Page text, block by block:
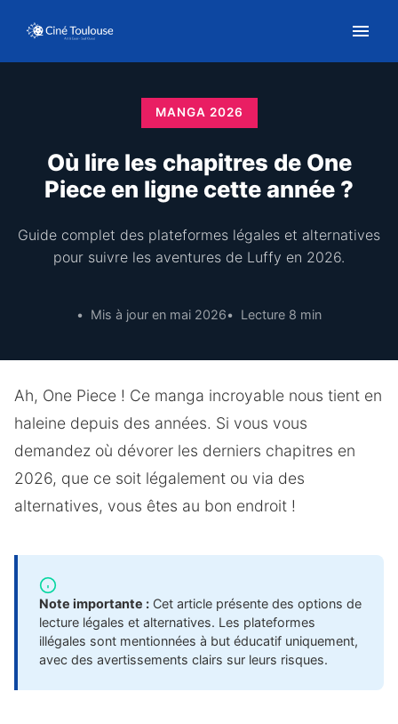
MANGA 2026
Où lire les chapitres de One
Piece en ligne cette année ?
Guide complet des plateformes légales et alternatives
pour suivre les aventures de Luffy en 2026.
Mis à jour en mai 2026 Lecture 8 min
Ah, One Piece ! Ce manga incroyable nous tient en
haleine depuis des années. Si vous vous
demandez où dévorer les derniers chapitres en
2026, que ce soit légalement ou via des
alternatives, vous êtes au bon endroit !
Note importante : Cet article présente des options de
lecture légales et alternatives. Les plateformes
illégales sont mentionnées à but éducatif uniquement,
avec des avertissements clairs sur leurs risques.